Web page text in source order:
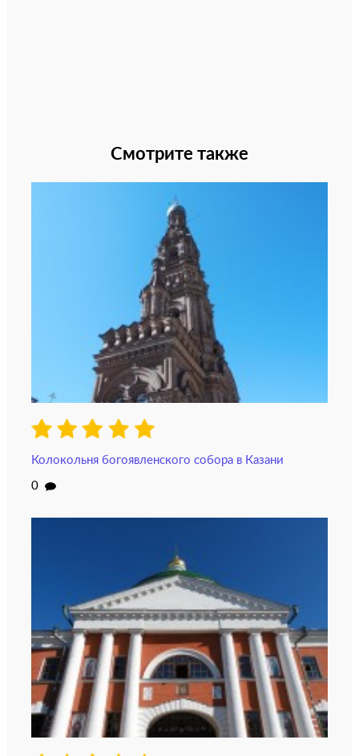
Смотрите также
Колокольня богоявленского собора в Казани
0